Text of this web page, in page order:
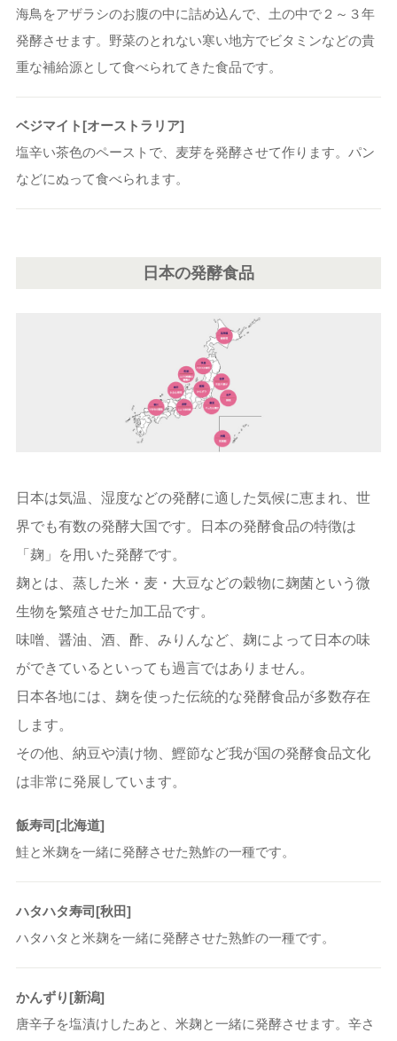
海鳥をアザラシのお腹の中に詰め込んで、土の中で２～３年
発酵させます。野菜のとれない寒い地方でビタミンなどの貴
重な補給源として食べられてきた食品です。
ベジマイト[オーストラリア]
塩辛い茶色のペーストで、麦芽を発酵させて作ります。パン
などにぬって食べられます。
日本の発酵食品
日本は気温、湿度などの発酵に適した気候に恵まれ、世
界でも有数の発酵大国です。日本の発酵食品の特徴は
「麹」を用いた発酵です。
麹とは、蒸した米・麦・大豆などの穀物に麹菌という微
生物を繁殖させた加工品です。
味噌、醤油、酒、酢、みりんなど、麹によって日本の味
ができているといっても過言ではありません。
日本各地には、麹を使った伝統的な発酵食品が多数存在
します。
その他、納豆や漬け物、鰹節など我が国の発酵食品文化
は非常に発展しています。
飯寿司[北海道]
鮭と米麹を一緒に発酵させた熟鮓の一種です。
ハタハタ寿司[秋田]
ハタハタと米麹を一緒に発酵させた熟鮓の一種です。
かんずり[新潟]
唐辛子を塩漬けしたあと、米麹と一緒に発酵させます。辛さ